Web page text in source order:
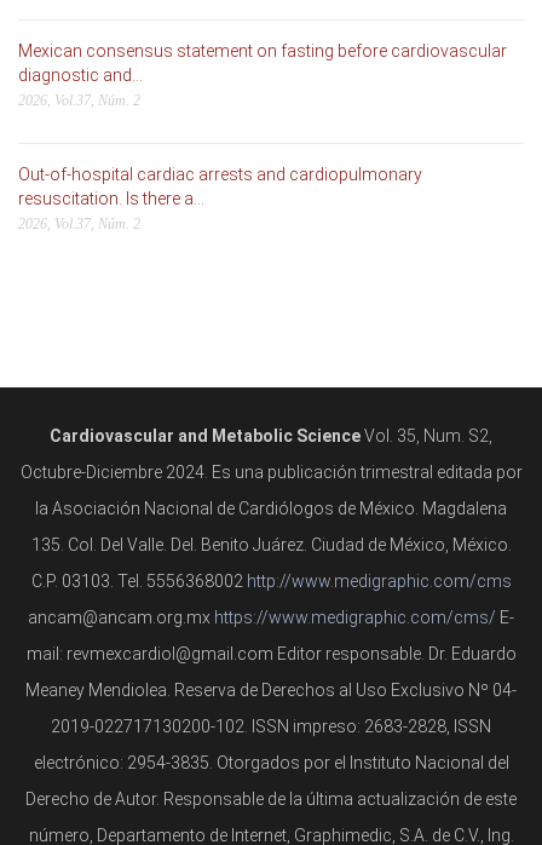
Mexican consensus statement on fasting before cardiovascular
diagnostic and...
2026, Vol.37, Núm. 2
Out-of-hospital cardiac arrests and cardiopulmonary
resuscitation. Is there a...
2026, Vol.37, Núm. 2
Cardiovascular and Metabolic ScienceVol. 35, Num. S2,
Octubre-Diciembre 2024. Es una publicación trimestral editada por
la Asociación Nacional de Cardiólogos de México. Magdalena
135. Col. Del Valle. Del. Benito Juárez. Ciudad de México, México.
C.P. 03103. Tel. 5556368002 http://www.medigraphic.com/cms
ancam@ancam.org.mx https://www.medigraphic.com/cms/ E-
mail: revmexcardiol@gmail.com Editor responsable. Dr. Eduardo
Meaney Mendiolea. Reserva de Derechos al Uso Exclusivo Nº 04-
2019-022717130200-102. ISSN impreso: 2683-2828, ISSN
electrónico: 2954-3835. Otorgados por el Instituto Nacional del
Derecho de Autor. Responsable de la última actualización de este
número, Departamento de Internet, Graphimedic, S.A. de C.V., Ing.